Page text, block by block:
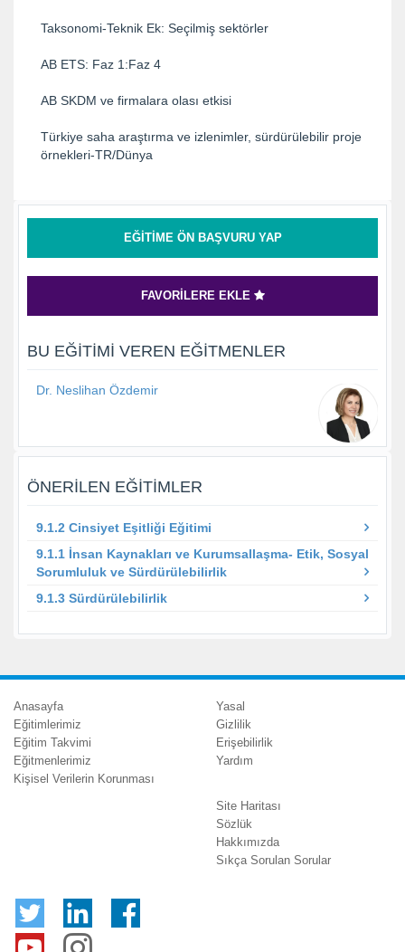
Taksonomi-Teknik Ek: Seçilmiş sektörler
AB ETS: Faz 1:Faz 4
AB SKDM ve firmalara olası etkisi
Türkiye saha araştırma ve izlenimler, sürdürülebilir proje
örnekleri-TR/Dünya
EĞITIME ÖN BAŞVURU YAP
FAVORILERE EKLE
BU EĞITIMI VEREN EĞITMENLER
Dr. Neslihan Özdemir
ÖNERILEN EĞITIMLER
9.1.2 Cinsiyet Eşitliği Eğitimi
9.1.1 İnsan Kaynakları ve Kurumsallaşma- Etik, Sosyal
Sorumluluk ve Sürdürülebilirlik
9.1.3 Sürdürülebilirlik
Anasayfa
Eğitimlerimiz
Eğitim Takvimi
Eğitmenlerimiz
Kişisel Verilerin Korunması
Yasal
Gizlilik
Erişebilirlik
Yardım
Site Haritası
Sözlük
Hakkımızda
Sıkça Sorulan Sorular